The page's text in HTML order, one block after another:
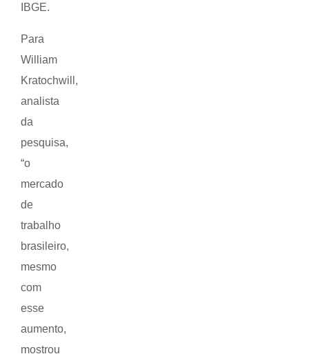
IBGE.
Para
William
Kratochwill,
analista
da
pesquisa,
“o
mercado
de
trabalho
brasileiro,
mesmo
com
esse
aumento,
mostrou